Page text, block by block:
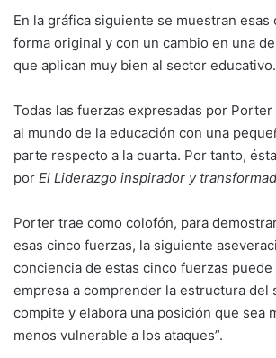
En la gráfica siguiente se muestran esas
forma original y con un cambio en una
que aplican muy bien al sector educativo.
Todas las fuerzas expresadas por
al mundo de la educación con una
parte respecto a la cuarta. Por tanto,
por El Liderazgo inspirador y
Porter trae como colofón, para
esas cinco fuerzas, la siguiente
conciencia de estas cinco fuerzas puede
empresa a com­prender la estructura del
compite y elabora una posición que sea
menos vulnerable a los ataques”.